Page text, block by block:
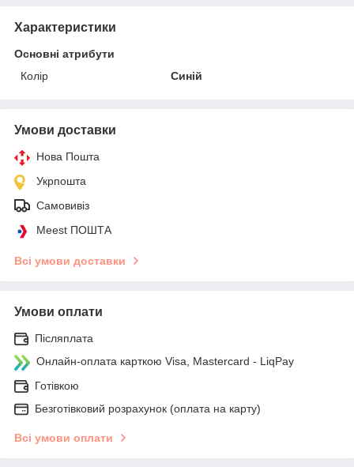
Характеристики
Основні атрибути
Колір
Синій
Умови доставки
Нова Пошта
Укрпошта
Самовивіз
Meest ПОШТА
Всі умови доставки
Умови оплати
Післяплата
Онлайн-оплата карткою Visa, Mastercard - LiqPay
Готівкою
Безготівковий розрахунок (оплата на карту)
Всі умови оплати